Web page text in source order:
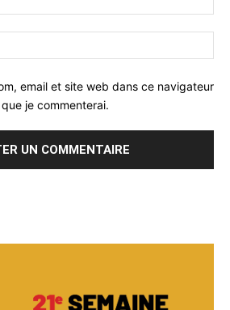
:*
:
email et site web dans ce navigateur
je commenterai.